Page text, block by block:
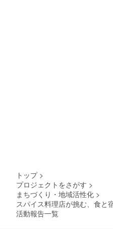
トップ >
プロジェクトをさがす >
まちづくり・地域活性化 >
スパイス料理店が挑む、食と
活動報告一覧